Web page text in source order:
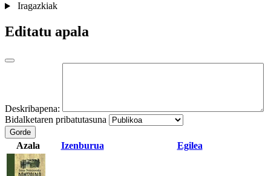
Iragazkiak
Editatu apala
Deskribapena:
Bidalketaren pribatutasuna
Gorde
Azala Izenburua Egilea